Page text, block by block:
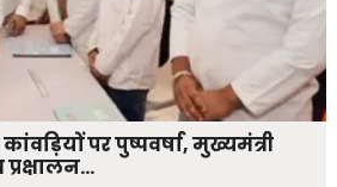
पर पुष्पवर्षा, मुख्यमंत्री